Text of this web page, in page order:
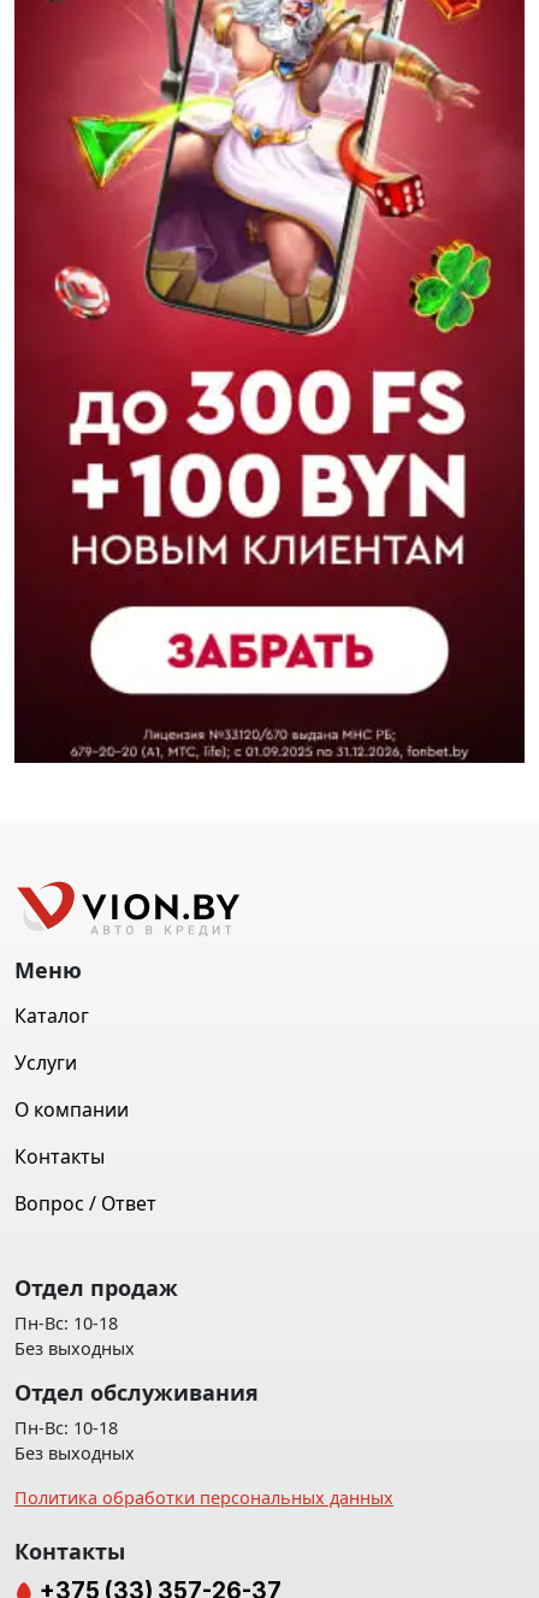
Меню
Каталог
Услуги
О компании
Контакты
Вопрос / Ответ
Отдел продаж
Пн-Вс: 10-18
Без выходных
Отдел обслуживания
Пн-Вс: 10-18
Без выходных
Политика обработки персональных данных
Контакты
+375 (33) 357-26-37